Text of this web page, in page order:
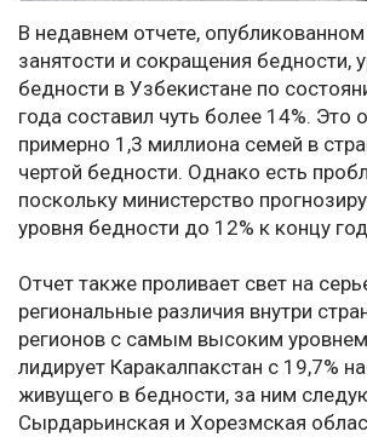
В недавнем отчете,
занятости и сокращения бедности,
бедности в Узбекистане по
года составил чуть более 14%. Это
примерно 1,3 миллиона семей в
чертой бедности. Однако есть
поскольку министерство
уровня бедности до 12% к концу
Отчет также проливает свет на
региональные различия внутри
регионов с самым высоким
лидирует Каракалпакстан с 19,7%
живущего в бедности, за ним
Сырдарьинская и Хорезмская